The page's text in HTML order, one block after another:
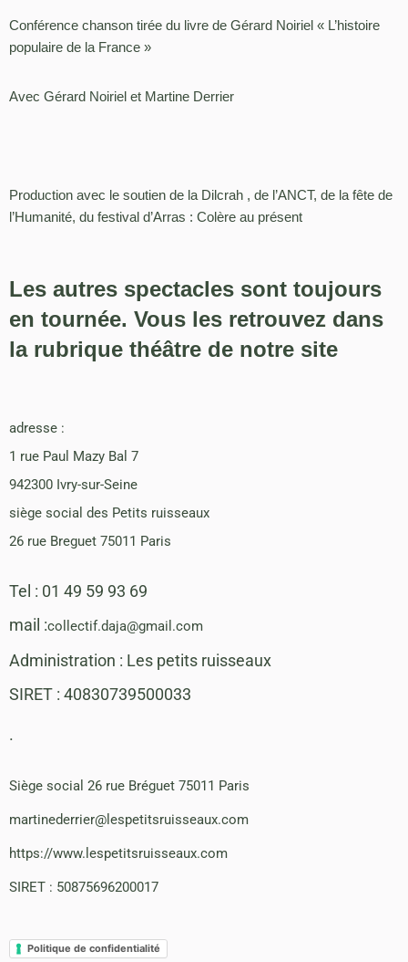
Conférence chanson tirée du livre de Gérard Noiriel « L’histoire
populaire de la France »
Avec Gérard Noiriel et Martine Derrier
Production avec le soutien de la Dilcrah , de l’ANCT, de la fête de
l’Humanité, du festival d’Arras : Colère au présent
Les autres spectacles sont toujours
en tournée. Vous les retrouvez dans
la rubrique théâtre de notre site
adresse :
1 rue Paul Mazy Bal 7
942300 Ivry-sur-Seine
siège social des Petits ruisseaux
26 rue Breguet 75011 Paris
Tel : 01 49 59 93 69
mail :collectif.daja@gmail.com
Administration : Les petits ruisseaux
SIRET : 40830739500033
.
Siège social 26 rue Bréguet 75011 Paris
martinederrier@lespetitsruisseaux.com
https://www.lespetitsruisseaux.com
SIRET : 50875696200017
Politique de confidentialité